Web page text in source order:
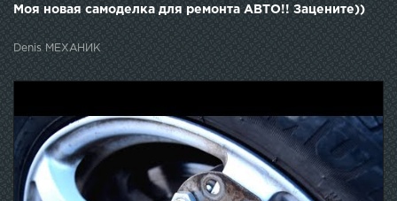
Моя новая самоделка для ремонта АВТО!! Зацените))
Denis МЕХАНИК